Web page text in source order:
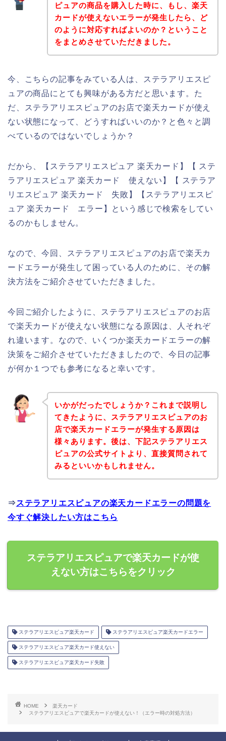
ピュアの商品を購入した時に、もし、楽天
カードが使えないエラーが発生したら、ど
のように対応すればよいのか？ということ
をまとめさせていただきました。
今、こちらの記事をみている人は、ステラアリエスピ
ュアの商品にとても興味がある方だと思います。た
だ、ステラアリエスピュアのお店で楽天カードが使え
ない状態になって、どうすればいいのか？と色々と調
べているのではないでしょうか？
だから、【ステラアリエスピュア 楽天カード】【 ステ
ラアリエスピュア 楽天カード 使えない】【 ステラア
リエスピュア 楽天カード 失敗】【ステラアリエスピ
ュア 楽天カード エラー】という感じで検索をしてい
るのかもしません。
なので、今回、ステラアリエスピュアのお店で楽天カ
ードエラーが発生して困っている人のために、その解
決方法をご紹介させていただきました。
今回ご紹介したように、ステラアリエスピュアのお店
で楽天カードが使えない状態になる原因は、人それぞ
れ違います。なので、いくつか楽天カードエラーの解
決策をご紹介させていただきましたので、今日の記事
が何か１つでも参考になると幸いです。
いかがだったでしょうか？これまで説明し
てきたように、ステラアリエスピュアのお
店で楽天カードエラーが発生する原因は
様々あります。後は、下記ステラアリエス
ピュアの公式サイトより、直接質問されて
みるといいかもしれません。
⇒ ステラアリエスピュアの楽天カードエラーの問題を
今すぐ解決したい方はこちら
ステラアリエスピュアで楽天カードが使
えない方はこちらをクリック
ステラアリエスピュア楽天カード ステラアリエスピュア楽天カードエラー
ステラアリエスピュア楽天カード使えない
ステラアリエスピュア楽天カード失敗
HOME
楽天カード
ステラアリエスピュアで楽天カードが使えない！（エラー時の対処方法）